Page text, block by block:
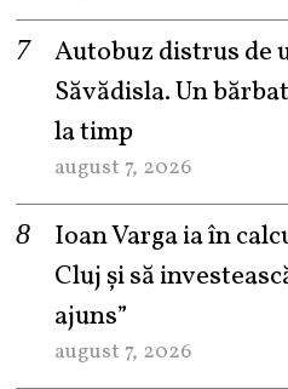
Autobuz distrus de
Săvădisla. Un
la timp
august 7, 2026
Ioan Varga ia în
Cluj și să
ajuns”
august 7, 2026